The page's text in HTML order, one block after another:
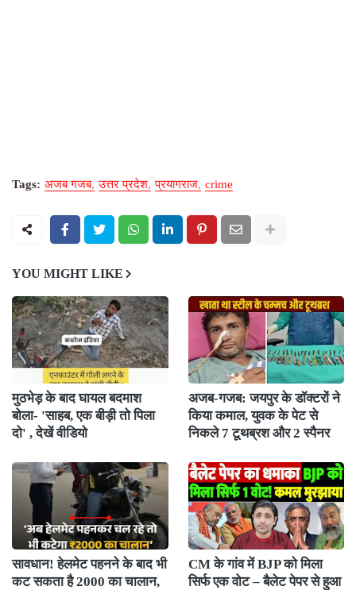
Tags: अजब गजब उत्तर प्रदेश प्रयागराज crime
YOU MIGHT LIKE
मुठभेड़ के बाद घायल बदमाश
बोला- 'साहब, एक बीड़ी तो पिला
दो' , देखें वीडियो
अजब-गजब: जयपुर के डॉक्टरों ने
किया कमाल, युवक के पेट से
निकले 7 टूथब्रश और 2 स्पैनर
सावधान! हेलमेट पहनने के बाद भी
कट सकता है 2000 का चालान,
CM के गांव में BJP को मिला
सिर्फ एक वोट – बैलेट पेपर से हुआ